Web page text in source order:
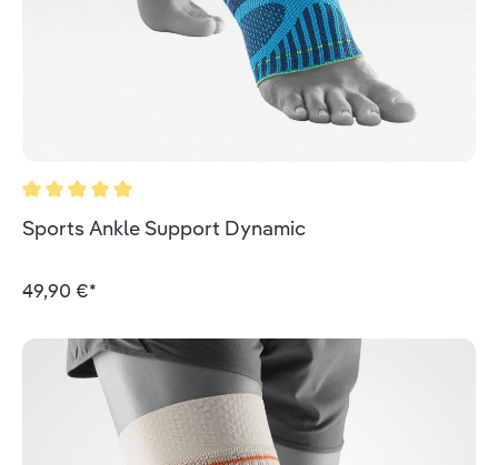
Durchschnittliche Bewertung von 5 von 5 Sternen
Sports Ankle Support Dynamic
49,90 €*